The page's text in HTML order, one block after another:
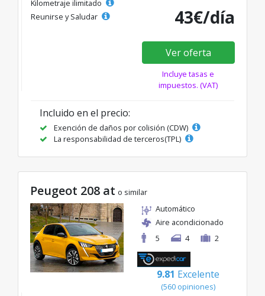
Kilometraje ilimitado
Reunirse y Saludar
43€/día
Ver oferta
Incluye tasas e
impuestos. (VAT)
Incluido en el precio:
Exención de daños por colisión (CDW)
La responsabilidad de terceros(TPL)
Peugeot 208 at o similar
Automático
Aire acondicionado
5
4 2
9.81 Excelente
(560 opiniones)